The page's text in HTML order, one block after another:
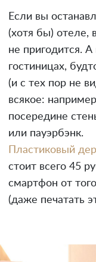
Если вы
(хотя бы) отеле,
не пригодится.
гостиницах,
(и с тех пор не
всякое:
посередине
или пауэрбэнк.
Пластиковый
стоит всего 45
смартфон от
(даже печатать